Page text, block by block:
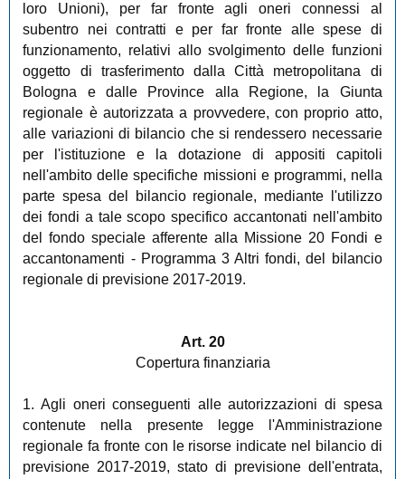
loro Unioni), per far fronte agli oneri connessi al
subentro nei contratti e per far fronte alle spese di
funzionamento, relativi allo svolgimento delle funzioni
oggetto di trasferimento dalla Città metropolitana di
Bologna e dalle Province alla Regione, la Giunta
regionale è autorizzata a provvedere, con proprio atto,
alle variazioni di bilancio che si rendessero necessarie
per l'istituzione e la dotazione di appositi capitoli
nell'ambito delle specifiche missioni e programmi, nella
parte spesa del bilancio regionale, mediante l'utilizzo
dei fondi a tale scopo specifico accantonati nell'ambito
del fondo speciale afferente alla Missione 20 Fondi e
accantonamenti - Programma 3 Altri fondi, del bilancio
regionale di previsione 2017-2019.
Art. 20
Copertura finanziaria
1. Agli oneri conseguenti alle autorizzazioni di spesa
contenute nella presente legge l'Amministrazione
regionale fa fronte con le risorse indicate nel bilancio di
previsione 2017-2019, stato di previsione dell'entrata,